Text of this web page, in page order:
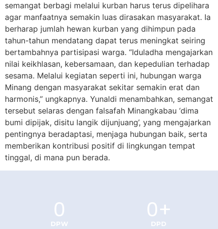
semangat berbagi melalui kurban harus terus dipelihara
agar manfaatnya semakin luas dirasakan masyarakat. Ia
berharap jumlah hewan kurban yang dihimpun pada
tahun-tahun mendatang dapat terus meningkat seiring
bertambahnya partisipasi warga. “Iduladha mengajarkan
nilai keikhlasan, kebersamaan, dan kepedulian terhadap
sesama. Melalui kegiatan seperti ini, hubungan warga
Minang dengan masyarakat sekitar semakin erat dan
harmonis,” ungkapnya. Yunaldi menambahkan, semangat
tersebut selaras dengan falsafah Minangkabau ‘dima
bumi dipijak, disitu langik dijunjuang’, yang mengajarkan
pentingnya beradaptasi, menjaga hubungan baik, serta
memberikan kontribusi positif di lingkungan tempat
tinggal, di mana pun berada.
DPW
0
DPD
0+